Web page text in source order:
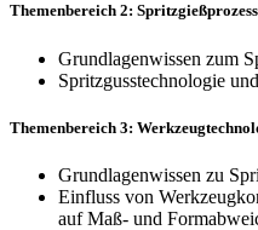
Themenbereich 2:
Grundlagenwissen zum
Spritzgusstechnologie
Themenbereich 3:
Grundlagenwissen zu
Einfluss von
auf Maß- und